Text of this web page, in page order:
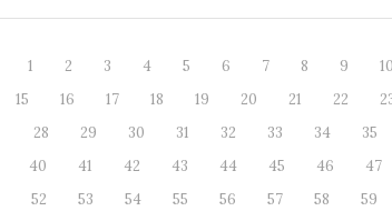
1 2 3 4 5 6 7 8 9
15
16 17 18 19 20 21 22
28
29 30 31 32 33 34
35
40
41 42 43 44 45 46
47
52
53 54 55 56 57 58
59